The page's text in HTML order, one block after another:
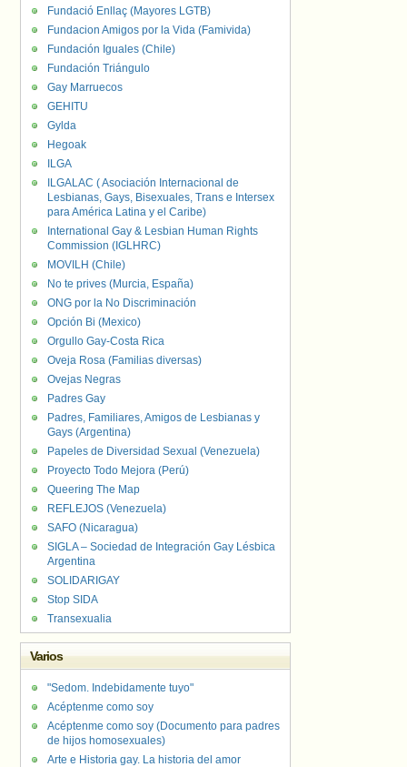
Fundació Enllaç (Mayores LGTB)
Fundacion Amigos por la Vida (Famivida)
Fundación Iguales (Chile)
Fundación Triángulo
Gay Marruecos
GEHITU
Gylda
Hegoak
ILGA
ILGALAC ( Asociación Internacional de
Lesbianas, Gays, Bisexuales, Trans e Intersex
para América Latina y el Caribe)
International Gay & Lesbian Human Rights
Commission (IGLHRC)
MOVILH (Chile)
No te prives (Murcia, España)
ONG por la No Discriminación
Opción Bi (Mexico)
Orgullo Gay-Costa Rica
Oveja Rosa (Familias diversas)
Ovejas Negras
Padres Gay
Padres, Familiares, Amigos de Lesbianas y
Gays (Argentina)
Papeles de Diversidad Sexual (Venezuela)
Proyecto Todo Mejora (Perú)
Queering The Map
REFLEJOS (Venezuela)
SAFO (Nicaragua)
SIGLA – Sociedad de Integración Gay Lésbica
Argentina
SOLIDARIGAY
Stop SIDA
Transexualia
Varios
"Sedom. Indebidamente tuyo"
Acéptenme como soy
Acéptenme como soy (Documento para padres
de hijos homosexuales)
Arte e Historia gay. La historia del amor